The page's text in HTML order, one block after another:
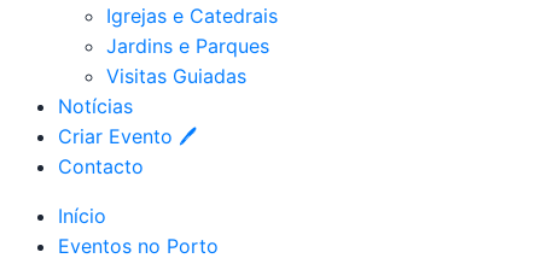
Igrejas e Catedrais
Jardins e Parques
Visitas Guiadas
Notícias
Criar Evento 🖊
Contacto
Início
Eventos no Porto